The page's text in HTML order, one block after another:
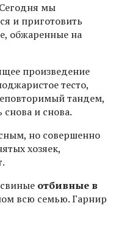
мы
и приготовить
обжаренные на
произведение
тесто,
тандем,
снова и снова.
но совершенно
хозяек,
отбивные в
всю семью. Гарнир